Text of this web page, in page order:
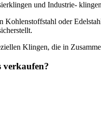
und Industrie-
oder
Klingen, die in
verkaufen?